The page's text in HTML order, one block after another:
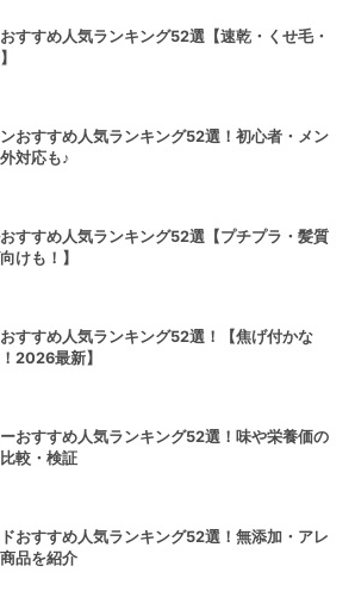
すすめ人気ランキング52選【速乾・くせ毛・
おすすめ人気ランキング52選！初心者・メン
対応も♪
すすめ人気ランキング52選【プチプラ・髪質
けも！】
すすめ人気ランキング52選！【焦げ付かな
2026最新】
おすすめ人気ランキング52選！味や栄養価の
較・検証
ドおすすめ人気ランキング52選！無添加・アレ
品を紹介